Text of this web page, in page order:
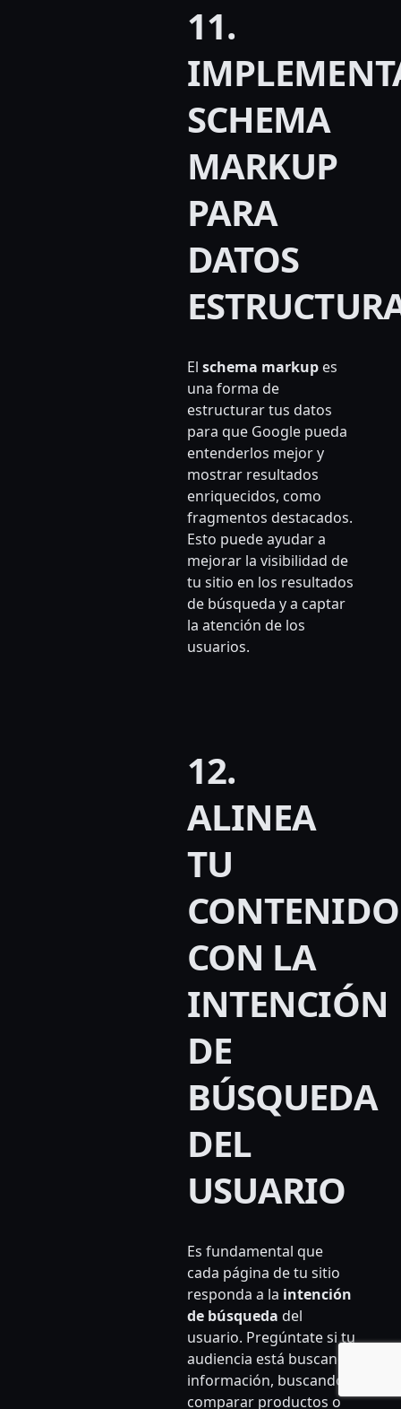
11.
SCHEMA
MARKUP
PARA
DATOS
El schema markupes
una forma de
estructurar tus datos
para que Google pueda
entenderlos mejor y
mostrar resultados
enriquecidos, como
fragmentos destacados.
Esto puede ayudar a
mejorar la visibilidad de
tu sitio en los resultados
de búsqueda y a captar
la atención de los
usuarios.
12.
ALINEA
TU
CONTENIDO
CON LA
INTENCIÓN
DE
BÚSQUEDA
DEL
USUARIO
Es fundamental que
cada página de tu sitio
responda a la intención
de búsqueda del
usuario. Pregúntate si tu
audiencia está buscando
información, buscando
comparar productos o